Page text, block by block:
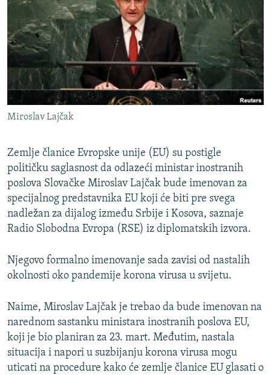
ISPRIČAJ MI
DNEVNO@RSE
SPECIJALI RSE
VIŠE OD NASLOVA
GENOCID U SREBRENICI
POPLAVE I KLIZIŠTA U BIH 2024.
POST SCRIPTUM
MOJA EVROPA
TRI DECENIJE OD RATA U BIH
SVE KARTE DEJTONA
PRATITE NAS
Sve RFE/RL stranice
Miroslav Lajčak
Zemlje članice Evropske unije (EU) su postigle
političku saglasnost da odlazeći ministar inostranih
poslova Slovačke Miroslav Lajčak bude imenovan za
specijalnog predstavnika EU koji će biti pre svega
nadležan za dijalog između Srbije i Kosova, saznaje
Radio Slobodna Evropa (RSE) iz diplomatskih izvora.
Njegovo formalno imenovanje sada zavisi od nastalih
okolnosti oko pandemije korona virusa u svijetu.
Naime, Miroslav Lajčak je trebao da bude imenovan na
narednom sastanku ministara inostranih poslova EU,
koji je bio planiran za 23. mart. Međutim, nastala
situacija i napori u suzbijanju korona virusa mogu
uticati na procedure kako će zemlje članice EU glasati o